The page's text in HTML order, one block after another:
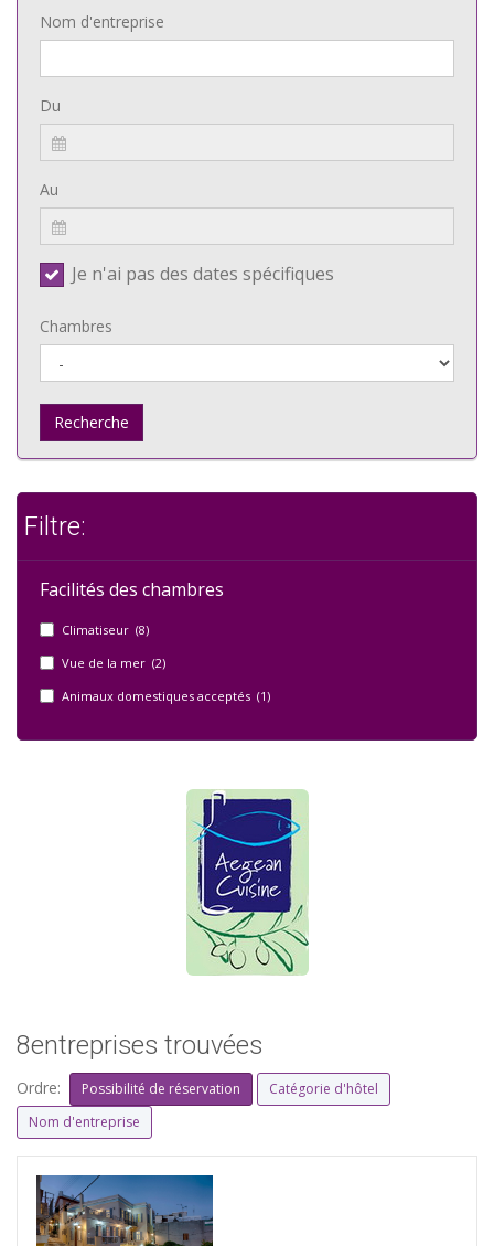
Nom d'entreprise
Du
Au
Je n'ai pas des dates spécifiques
Chambres
Recherche
Filtre:
Facilités des chambres
Climatiseur (8)
Vue de la mer (2)
Animaux domestiques acceptés (1)
8entreprises trouvées
Ordre: Possibilité de réservation
Catégorie d'hôtel
Nom d'entreprise